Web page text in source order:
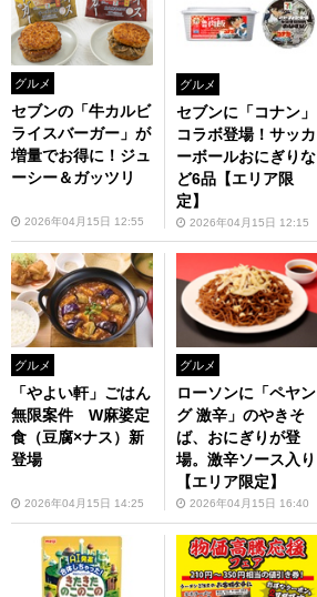
グルメ
セブンの「牛カルビ
ライスバーガー」が
増量でお得に！ジュ
ーシー＆ガッツリ
2026年04月15日 12:55
グルメ
セブンに「コナン」
コラボ登場！サッカ
ーボールおにぎりな
ど6品【エリア限
定】
2026年04月15日 12:15
グルメ
「やよい軒」ごはん
無限案件 W麻婆定
食（豆腐×ナス）新
登場
2026年04月15日 14:25
グルメ
ローソンに「ペヤン
グ 激辛」のやきそ
ば、おにぎりが登
場。激辛ソース入り
【エリア限定】
2026年04月15日 16:40